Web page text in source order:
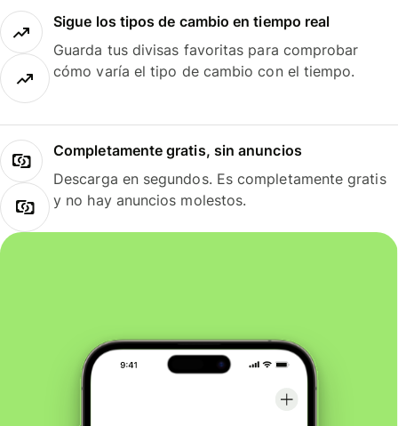
Sigue los tipos de cambio en tiempo real
Guarda tus divisas favoritas para comprobar
cómo varía el tipo de cambio con el tiempo.
Completamente gratis, sin anuncios
Descarga en segundos. Es completamente gratis
y no hay anuncios molestos.